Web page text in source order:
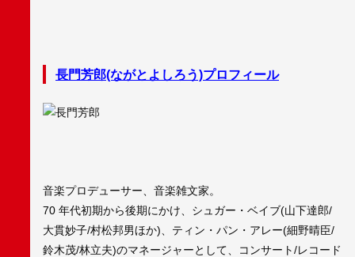
⻑門芳郎(ながとよしろう)プロフィール
音楽プロデューサー、音楽雑文家。
70 年代初期から後期にかけ、シュガー・ベイブ(山下達郎/
大貫妙子/村松邦男ほか)、ティン・パン・アレー(細野晴臣/
鈴木茂/林立夫)のマネージャーとして、コンサート/レコード